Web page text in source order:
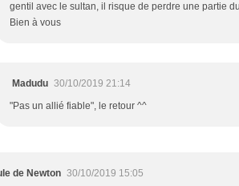
gentil avec le sultan, il risque de perdre une partie
Bien à vous
Madudu 30/10/2019 21:14
"Pas un allié fiable", le retour ^^
de Newton 30/10/2019 15:05